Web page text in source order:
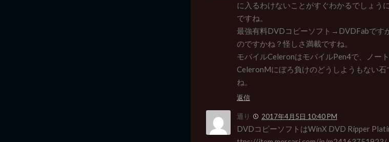
に入るわけないことがすぐわかるでしょう
ですね。
最強有料DVDコピーソフト→DVDFabです
のですかね？怪しさ満載ですね。
モバイルCeleronはモバイルPen4で、ノー
CeleronMにぼろ負けのどうしようもない
ね。
返信
通り 2017年4月5日 10:40 PM
DVDコピーソフトはWinX DVD Ripper